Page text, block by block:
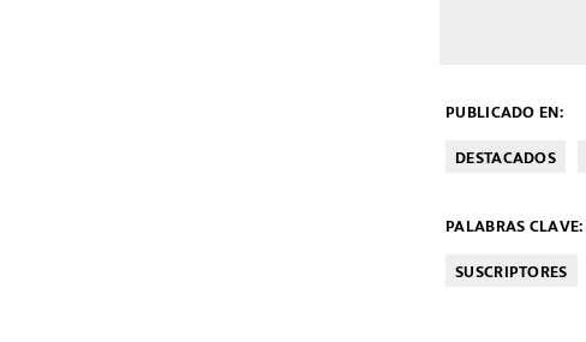
PUBLICADO EN:
DESTACADOS
PALABRAS CLAVE:
SUSCRIPTORES